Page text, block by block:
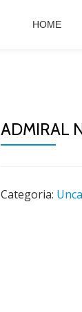
HOME
ADMIRAL
Categoria: